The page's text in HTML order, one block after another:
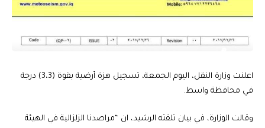
اعلنت وزارة النقل، اليوم الجمعة، تسجيل هزة أرضية بقوة (3،3) درجة
في محافظة واسط.
وقالت الوزارة، في بيان تلقته الرشيد، ان “مراصدنا الزلزالية في الهيئة